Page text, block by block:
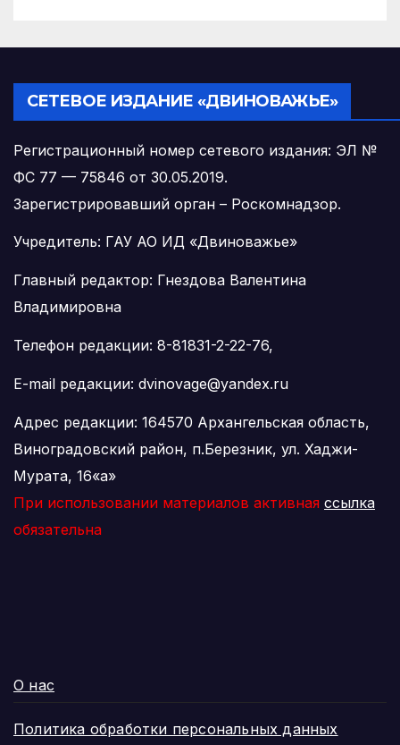
СЕТЕВОЕ ИЗДАНИЕ «ДВИНОВАЖЬЕ»
Регистрационный номер сетевого издания: ЭЛ №
ФС 77 — 75846 от 30.05.2019.
Зарегистрировавший орган – Роскомнадзор.
Учредитель: ГАУ АО ИД «Двиноважье»
Главный редактор: Гнездова Валентина
Владимировна
Телефон редакции: 8-81831-2-22-76,
E-mail редакции: dvinovage@yandex.ru
Адрес редакции: 164570 Архангельская область,
Виноградовский район, п.Березник, ул. Хаджи-
Мурата, 16«а»
При использовании материалов активная ссылка
обязательна
О нас
Политика обработки персональных данных